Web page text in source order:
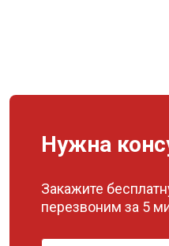
Нужна
Закажите
перезвоним за 5